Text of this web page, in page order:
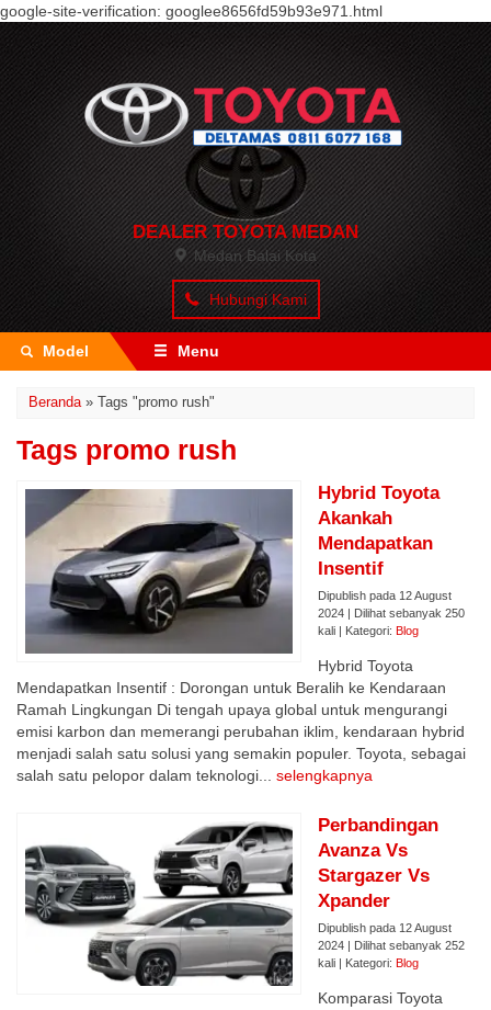
google-site-verification: googlee8656fd59b93e971.html
DEALER TOYOTA MEDAN
Medan Balai Kota
Hubungi Kami
Model Menu
Beranda» Tags "promo rush"
Tags promo rush
Hybrid Toyota
Akankah
Mendapatkan
Insentif
Dipublish pada 12 August
2024 | Dilihat sebanyak 250
kali | Kategori: Blog
Hybrid Toyota
Mendapatkan Insentif : Dorongan untuk Beralih ke Kendaraan
Ramah Lingkungan Di tengah upaya global untuk mengurangi
emisi karbon dan memerangi perubahan iklim, kendaraan hybrid
menjadi salah satu solusi yang semakin populer. Toyota, sebagai
salah satu pelopor dalam teknologi... selengkapnya
Perbandingan
Avanza Vs
Stargazer Vs
Xpander
Dipublish pada 12 August
2024 | Dilihat sebanyak 252
kali | Kategori: Blog
Komparasi Toyota